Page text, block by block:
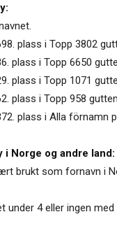
plass i Topp 3802
plass i Topp 6650
plass i Topp 1071
plass i Topp 958
plass i Alla förnamn
i Norge og andre land:
brukt som fornavn i
under 4 eller ingen